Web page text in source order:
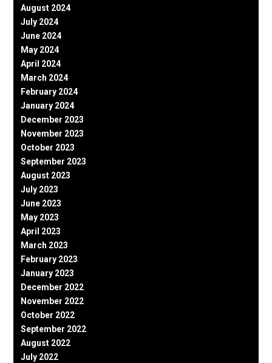
August 2024
July 2024
June 2024
May 2024
April 2024
March 2024
February 2024
January 2024
December 2023
November 2023
October 2023
September 2023
August 2023
July 2023
June 2023
May 2023
April 2023
March 2023
February 2023
January 2023
December 2022
November 2022
October 2022
September 2022
August 2022
July 2022